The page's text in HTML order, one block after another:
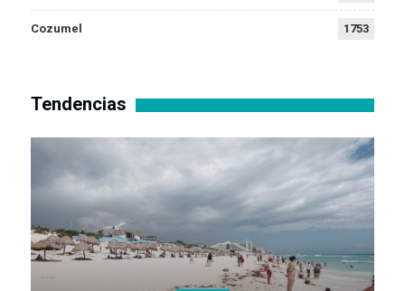
Cozumel 1753
Tendencias